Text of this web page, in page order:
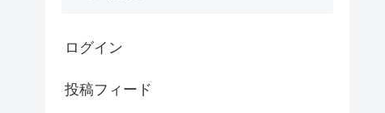
ログイン
投稿フィード